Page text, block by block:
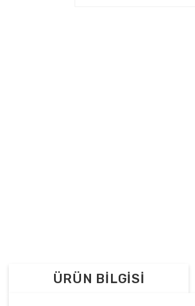
ÜRÜN BİLGİSİ